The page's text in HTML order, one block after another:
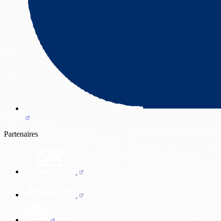
Partenaires